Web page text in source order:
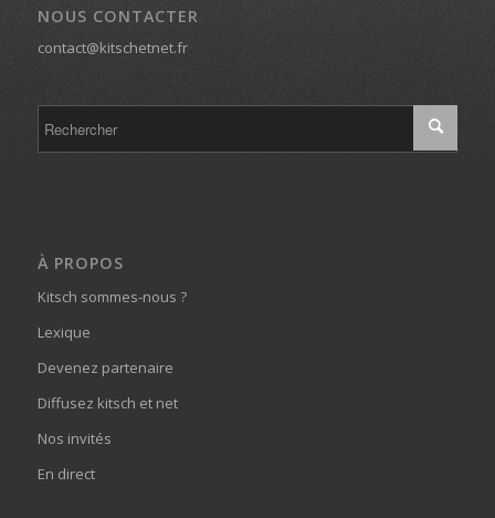
NOUS CONTACTER
contact@kitschetnet.fr
À PROPOS
Kitsch sommes-nous ?
Lexique
Devenez partenaire
Diffusez kitsch et net
Nos invités
En direct